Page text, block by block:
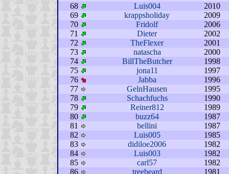
68
Luis004
2010
69
krappsholiday
2009
70
Fridolf
2006
71
Dieter
2002
72
TheFlexer
2001
73
natascha
2000
74
BillTheButcher
1998
75
jona11
1997
76
Jabba
1996
77
GelnHausen
1995
78
Schachfuchs
1990
79
Reiner812
1989
80
buzz64
1987
81
bellini
1987
82
Luis005
1985
83
didiloe2006
1982
84
Luis003
1982
85
carl57
1982
86
treebeard
1981